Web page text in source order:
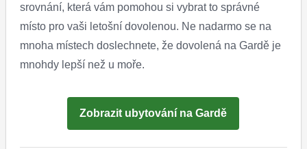
srovnání, která vám pomohou si vybrat to správné
místo pro vaši letošní dovolenou. Ne nadarmo se na
mnoha místech doslechnete, že dovolená na Gardě je
mnohdy lepší než u moře.
Zobrazit ubytování na Gardě